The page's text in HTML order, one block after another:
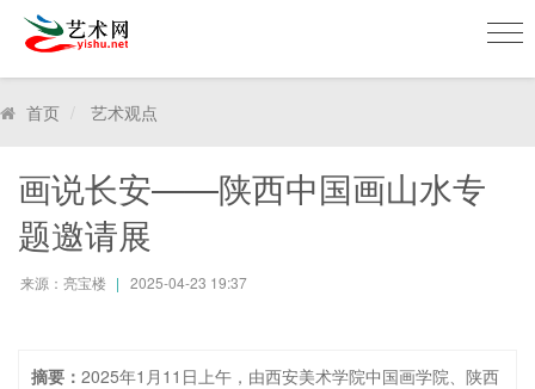
美
首页 艺术观点
画说长安——陕西中国画山水专
题邀请展
来源：亮宝楼 2025-04-23 19:37
摘要： 2025年1月11日上午，由西安美术学院中国画学院、陕西